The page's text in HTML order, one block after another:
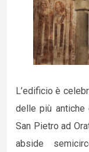
L’edificio è
delle più antiche
San Pietro ad
abside